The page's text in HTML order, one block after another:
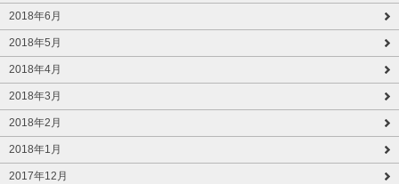
2018年6月
2018年5月
2018年4月
2018年3月
2018年2月
2018年1月
2017年12月